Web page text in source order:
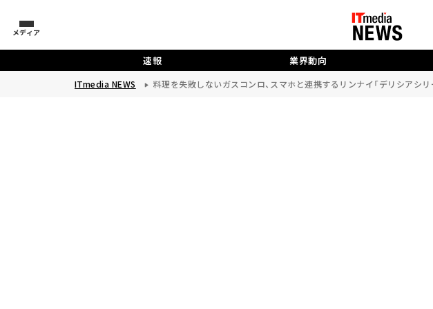
メディア
速報 業界動向
ITmedia NEWS 料理を失敗しないガスコンロ、スマホと連携するリンナイ「デリシアシリ